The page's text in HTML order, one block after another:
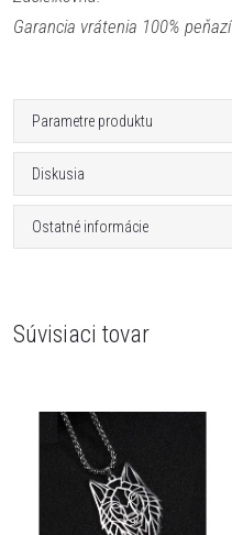
Garancia vrátenia 100% peňazí
Parametre produktu
Diskusia
Ostatné informácie
Súvisiaci tovar